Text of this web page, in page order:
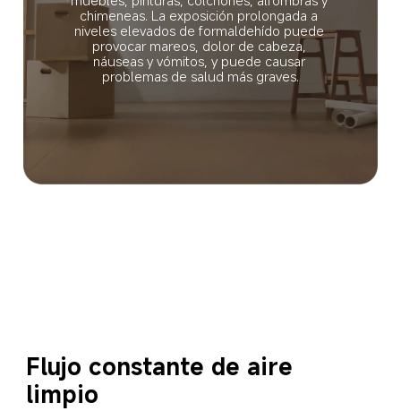
chimeneas. La exposición prolongada a
niveles elevados de formaldehído puede
provocar mareos, dolor de cabeza,
náuseas y vómitos, y puede causar
problemas de salud más graves.
Flujo constante de aire
limpio